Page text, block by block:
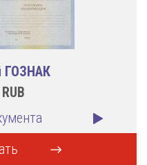
ГОЗНАК
RUB